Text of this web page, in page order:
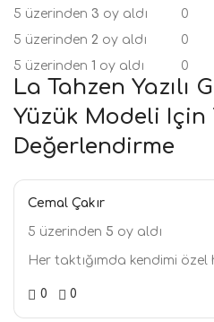
5 üzerinden 3 oy aldı
0
5 üzerinden 2 oy aldı
0
5 üzerinden 1 oy aldı 0
La Tahzen Yazılı
Yüzük Modeli Için
Değerlendirme
Cemal Çakır
5 üzerinden 5 oy aldı
Her taktığımda kendimi özel
0 0